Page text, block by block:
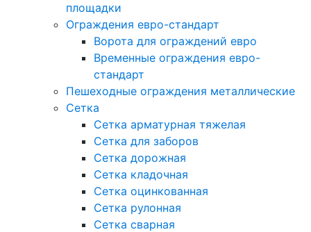
площадки
Ограждения евро-стандарт
Ворота для ограждений евро
Временные ограждения евро-
стандарт
Пешеходные ограждения металлические
Сетка
Сетка арматурная тяжелая
Сетка для заборов
Сетка дорожная
Сетка кладочная
Сетка оцинкованная
Сетка рулонная
Сетка сварная